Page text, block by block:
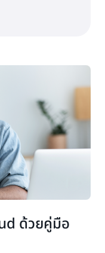
ด้วยคู่มือ